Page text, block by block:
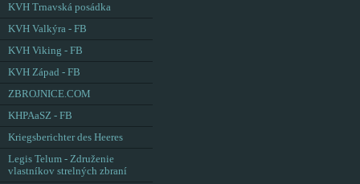
KVH Trnavská posádka
KVH Valkýra - FB
KVH Viking - FB
KVH Západ - FB
ZBROJNICE.COM
KHPAaSZ - FB
Kriegsberichter des Heeres
Legis Telum - Združenie
vlastníkov strelných zbraní